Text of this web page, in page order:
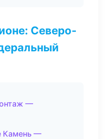
Северо-
—
Камень —